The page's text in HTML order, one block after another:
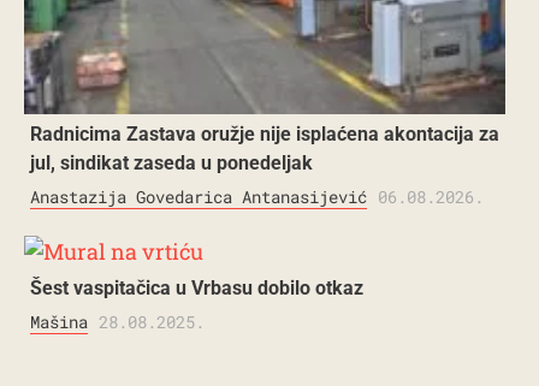
Radnicima Zastava oružje nije isplaćena akontacija za
jul, sindikat zaseda u ponedeljak
Anastazija Govedarica Antanasijević 06.08.2026.
Šest vaspitačica u Vrbasu dobilo otkaz
Mašina 28.08.2025.